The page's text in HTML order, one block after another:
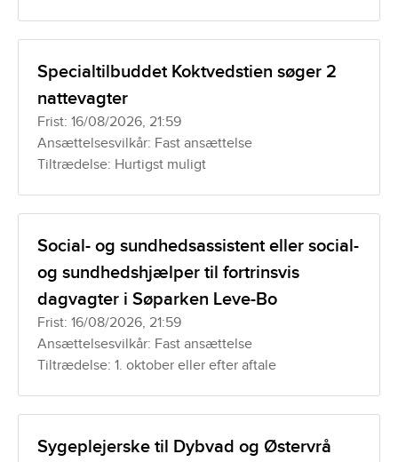
Specialtilbuddet Koktvedstien søger 2
nattevagter
Frist: 16/08/2026, 21:59
Ansættelsesvilkår: Fast ansættelse
Tiltrædelse: Hurtigst muligt
Social- og sundhedsassistent eller social-
og sundhedshjælper til fortrinsvis
dagvagter i Søparken Leve-Bo
Frist: 16/08/2026, 21:59
Ansættelsesvilkår: Fast ansættelse
Tiltrædelse: 1. oktober eller efter aftale
Sygeplejerske til Dybvad og Østervrå